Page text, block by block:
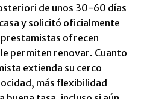
de unos 30-60 días
y solicitó oficialmente
ofrecen
permiten renovar. Cuanto
extienda su cerco
más flexibilidad